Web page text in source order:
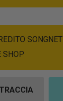
SONGNET
SHOP